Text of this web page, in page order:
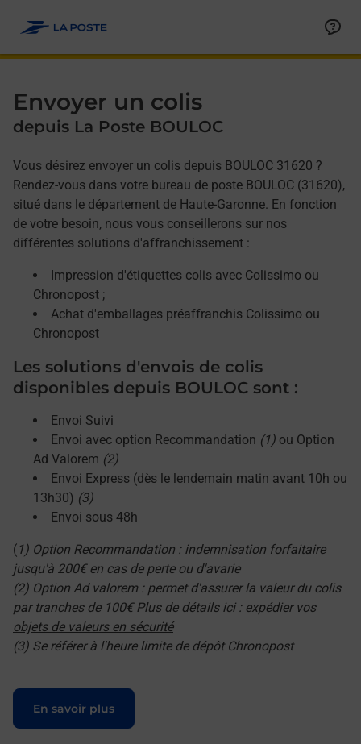
Envoyer un colis
depuis La Poste BOULOC
Vous désirez envoyer un colis depuis BOULOC 31620 ?
Rendez-vous dans votre bureau de poste BOULOC (31620),
situé dans le département de Haute-Garonne. En fonction
de votre besoin, nous vous conseillerons sur nos
différentes solutions d'affranchissement :
Impression d'étiquettes colis avec Colissimo ou
Chronopost ;
Achat d'emballages préaffranchis Colissimo ou
Chronopost
Les solutions d'envois de colis
disponibles depuis BOULOC sont :
Envoi Suivi
Envoi avec option Recommandation (1) ou Option
Ad Valorem (2)
Envoi Express (dès le lendemain matin avant 10h ou
13h30) (3)
Envoi sous 48h
( 1) Option Recommandation : indemnisation forfaitaire
jusqu'à 200€ en cas de perte ou d'avarie
(2) Option Ad valorem : permet d'assurer la valeur du colis
par tranches de 100€ Plus de détails ici : expédier vos
objets de valeurs en sécurité
(3) Se référer à l'heure limite de dépôt Chronopost
En savoir plus
Le lien s'ouvre dans un nouvel onglet